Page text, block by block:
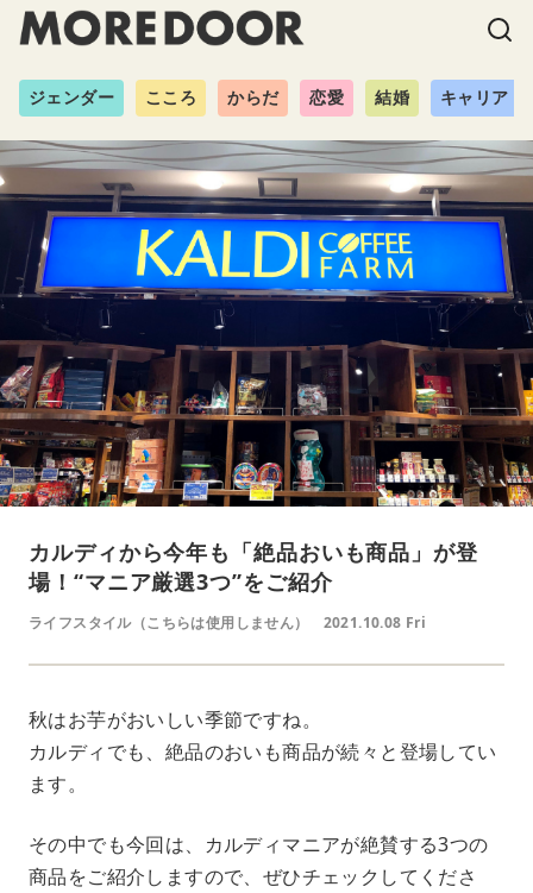
ジェンダー こころ からだ 恋愛 結婚 キャリア
カルディから今年も「絶品おいも商品」が登
場！“マニア厳選3つ”をご紹介
ライフスタイル（こちらは使用しません） 2021.10.08 Fri
秋はお芋がおいしい季節ですね。
カルディでも、絶品のおいも商品が続々と登場してい
ます。
その中でも今回は、カルディマニアが絶賛する3つの
商品をご紹介しますので、ぜひチェックしてくださ